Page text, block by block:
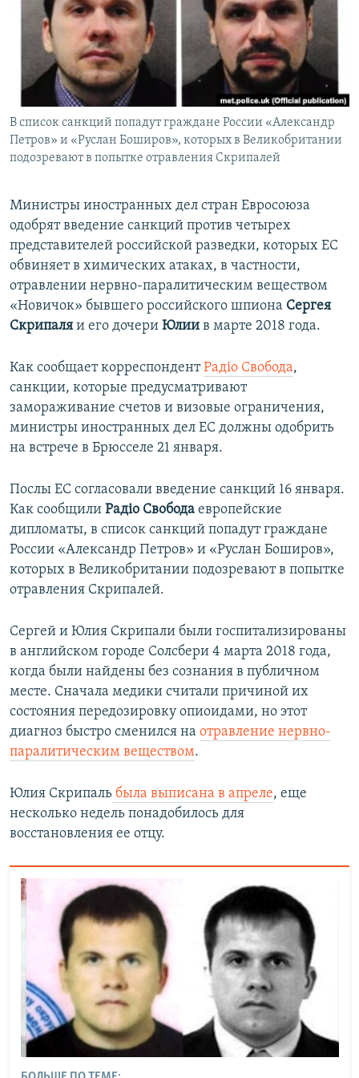
ПОБЕДИТЕЛЕЙ НЕ СУДЯТ?
КРЫМ.НЕПОКОРЕННЫЙ
ELIFBE
УКРАИНСКАЯ ПРОБЛЕМА КРЫМА
ПРИСОЕДИНЯЙТЕСЬ!
Все сайты RFE/RL
В список санкций попадут граждане России «Александр
Петров» и «Руслан Боширов», которых в Великобритании
подозревают в попытке отравления Скрипалей
Министры иностранных дел стран Евросоюза
одобрят введение санкций против четырех
представителей российской разведки, которых ЕС
обвиняет в химических атаках, в частности,
отравлении нервно-паралитическим веществом
«Новичок» бывшего российского шпиона Сергея
Скрипаля и его дочери Юлии в марте 2018 года.
Как сообщает корреспондентРадіо Свобода,
санкции, которые предусматривают
замораживание счетов и визовые ограничения,
министры иностранных дел ЕС должны одобрить
на встрече в Брюсселе 21 января.
Послы ЕС согласовали введение санкций 16 января.
Как сообщили Радіо Свобода европейские
дипломаты, в список санкций попадут граждане
России «Александр Петров» и «Руслан Боширов»,
которых в Великобритании подозревают в попытке
отравления Скрипалей.
Сергей и Юлия Скрипали были госпитализированы
в английском городе Солсбери 4 марта 2018 года,
когда были найдены без сознания в публичном
месте. Сначала медики считали причиной их
состояния передозировку опиоидами, но этот
диагноз быстро сменился на отравление нервно-
паралитическим веществом.
Юлия Скрипаль была выписана в апреле, еще
несколько недель понадобилось для
восстановления ее отцу.